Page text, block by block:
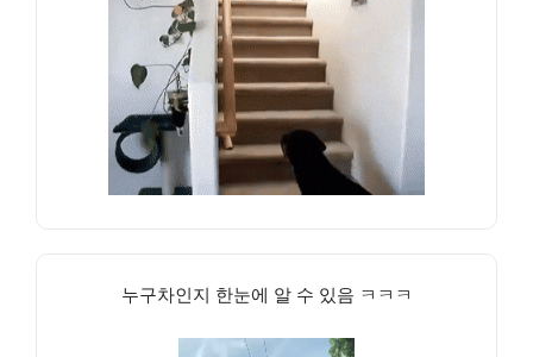
누구차인지 한눈에 알 수 있음 ㅋㅋㅋ